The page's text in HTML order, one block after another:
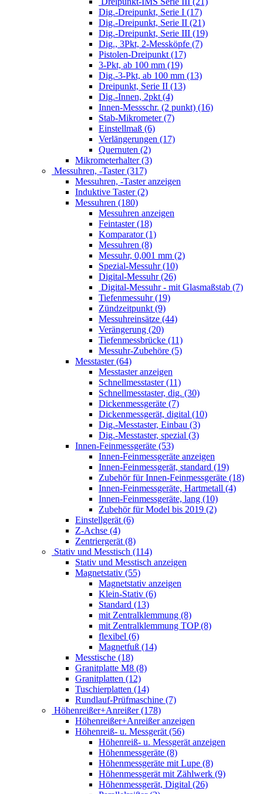
Dig.-Dreipunkt, Serie I (17)
Dig.-Dreipunkt, Serie II (21)
Dig.-Dreipunkt, Serie III (19)
Dig., 3Pkt, 2-Messköpfe (7)
Pistolen-Dreipunkt (17)
3-Pkt, ab 100 mm (19)
Dig.-3-Pkt, ab 100 mm (13)
Dreipunkt, Serie II (13)
Dig.-Innen, 2pkt (4)
Innen-Messschr. (2 punkt) (16)
Stab-Mikrometer (7)
Einstellmaß (6)
Verlängerungen (17)
Quernuten (2)
Mikrometerhalter (3)
Messuhren, -Taster (317)
Messuhren, -Taster anzeigen
Induktive Taster (2)
Messuhren (180)
Messuhren anzeigen
Feintaster (18)
Komparator (1)
Messuhren (8)
Messuhr, 0,001 mm (2)
Spezial-Messuhr (10)
Digital-Messuhr (26)
Digital-Messuhr - mit Glasmaßstab (7)
Tiefenmessuhr (19)
Zündzeitpunkt (9)
Messuhreinsätze (44)
Verängerung (20)
Tiefenmessbrücke (11)
Messuhr-Zubehöre (5)
Messtaster (64)
Messtaster anzeigen
Schnellmesstaster (11)
Schnellmesstaster, dig. (30)
Dickenmessgeräte (7)
Dickenmessgerät, digital (10)
Dig.-Messtaster, Einbau (3)
Dig.-Messtaster, spezial (3)
Innen-Feinmessgeräte (53)
Innen-Feinmessgeräte anzeigen
Innen-Feinmessgerät, standard (19)
Zubehör für Innen-Feinmessgeräte (18)
Innen-Feinmessgeräte, Hartmetall (4)
Innen-Feinmessgeräte, lang (10)
Zubehör für Model bis 2019 (2)
Einstellgerät (6)
Z-Achse (4)
Zentriergerät (8)
Stativ und Messtisch (114)
Stativ und Messtisch anzeigen
Magnetstativ (55)
Magnetstativ anzeigen
Klein-Stativ (6)
Standard (13)
mit Zentralklemmung (8)
mit Zentralklemmung TOP (8)
flexibel (6)
Magnetfuß (14)
Messtische (18)
Granitplatte M8 (8)
Granitplatten (12)
Tuschierplatten (14)
Rundlauf-Prüfmaschine (7)
Höhenreißer+Anreißer (178)
Höhenreißer+Anreißer anzeigen
Höhenreiß- u. Messgerät (56)
Höhenreiß- u. Messgerät anzeigen
Höhenmessgeräte (8)
Höhenmessgeräte mit Lupe (8)
Höhenmessgerät mit Zählwerk (9)
Höhenmessgerät, Digital (26)